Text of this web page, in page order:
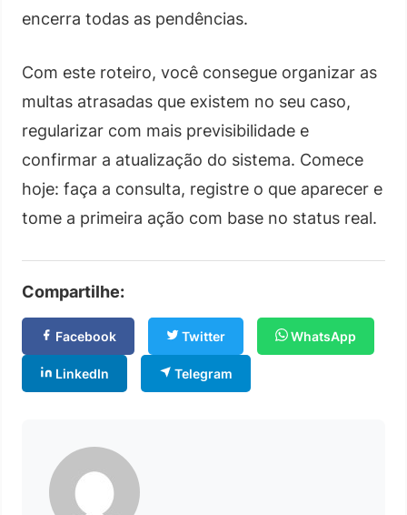
encerra todas as pendências.
Com este roteiro, você consegue organizar as
multas atrasadas que existem no seu caso,
regularizar com mais previsibilidade e
confirmar a atualização do sistema. Comece
hoje: faça a consulta, registre o que aparecer e
tome a primeira ação com base no status real.
Compartilhe:
Facebook Twitter WhatsApp
LinkedIn Telegram